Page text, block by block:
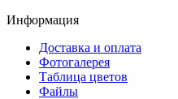
Информация
Доставка и оплата
Фотогалерея
Таблица цветов
Файлы